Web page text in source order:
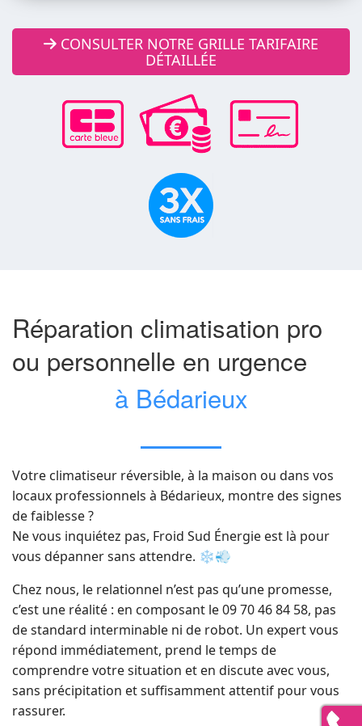
CONSULTER NOTRE GRILLE TARIFAIRE
DÉTAILLÉE
Réparation climatisation pro
ou personnelle en urgence
à Bédarieux
Votre climatiseur réversible, à la maison ou dans vos
locaux professionnels à Bédarieux, montre des signes
de faiblesse ?
Ne vous inquiétez pas, Froid Sud Énergie est là pour
vous dépanner sans attendre. ❄️💨
Chez nous, le relationnel n’est pas qu’une promesse,
c’est une réalité : en composant le 09 70 46 84 58, pas
de standard interminable ni de robot. Un expert vous
répond immédiatement, prend le temps de
comprendre votre situation et en discute avec vous,
sans précipitation et suffisamment attentif pour vous
rassurer.